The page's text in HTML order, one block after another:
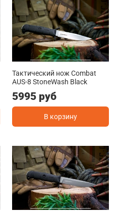
Тактический нож Combat
AUS-8 StoneWash Black
5995 руб
В корзину